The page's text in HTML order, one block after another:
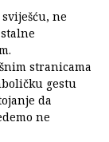
ne
stranicama
gestu
da
ne